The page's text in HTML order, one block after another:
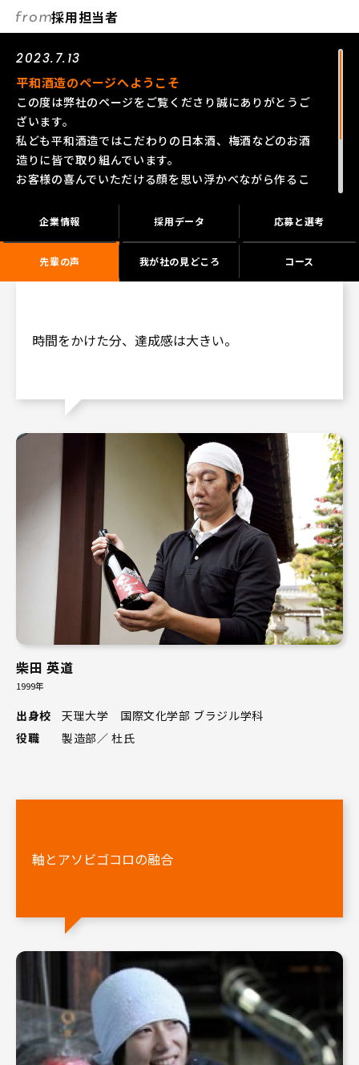
採用担当者
2023.7.13
平和酒造のページへようこそ
この度は弊社のページをご覧くださり誠にありがとうご
ざいます。
私ども平和酒造ではこだわりの日本酒、梅酒などのお酒
造りに皆で取り組んでいます。
お客様の喜んでいただける顔を思い浮かべながら作るこ
もし興味を持っていただけたのなら、ご応募いただけま
すとうれしいです。
皆様のご応募をお待ちしております。
企業情報 採用データ 応募と選考
先輩の声 我が社の見どころ コース
時間をかけた分、達成感は大きい。
柴田 英道
1999年
出身校
天理大学 国際文化学部 ブラジル学科
役職
製造部／ 杜氏
軸とアソビゴコロの融合